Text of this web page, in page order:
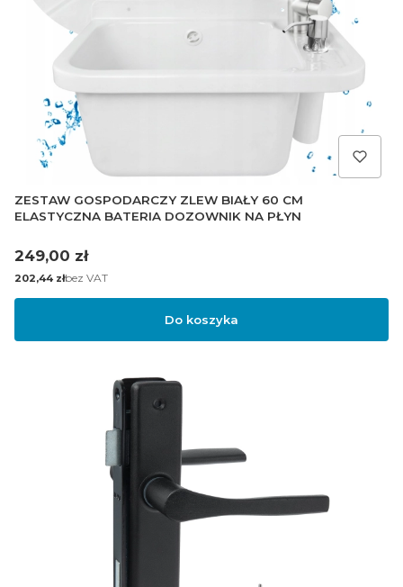
ZESTAW GOSPODARCZY ZLEW BIAŁY 60 CM
ELASTYCZNA BATERIA DOZOWNIK NA PŁYN
Cena
249,00 zł
Cena
202,44 złbez VAT
Do koszyka